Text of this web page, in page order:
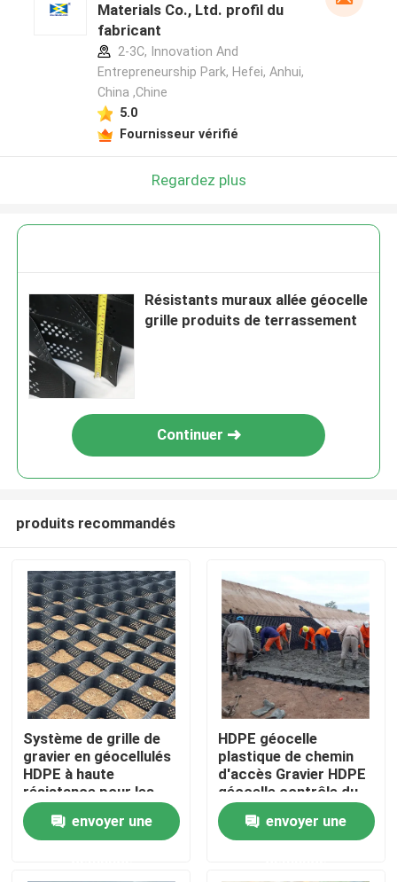
Aperçu
Produits
Vidéos
Materials Co., Ltd. profil du
fabricant
2-3C, Innovation And
Entrepreneurship Park, Hefei, Anhui,
China ,Chine
5.0
Fournisseur vérifié
Regardez plus
Résistants muraux allée géocelle
grille produits de terrassement
Continuer
produits recommandés
Système de grille de
gravier en géocellulés
HDPE à haute
résistance pour les
allées, la stabilisation
du sol, la protection
des pentes et le
envoyer une
HDPE géocelle
plastique de chemin
d'accès Gravier HDPE
géocelle contrôle du
sol dans la route pour
le renforcement de la
route Protection de la
envoyer une